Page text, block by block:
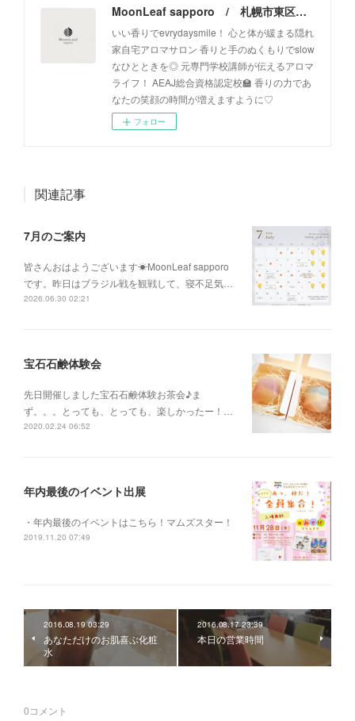
MoonLeaf sapporo / 札幌市東区の100種類以上の香りが楽しめるアロマスクール＆トリートメントサロン
いい香りでevrydaysmile！ 心と体が緩まる隠れ
家自宅アロマサロン 香りと手のぬくもりでslow
なひとときを◎ 元専門学校講師が伝えるアロマ
ライフ！ AEAJ総合資格認定校🏫 香りの力であ
なたの笑顔の時間が増えますように♡
フォロー
関連記事
7月のご案内
皆さんおはようございます☀MoonLeaf sapporo
です。昨日はブラジル戦を観戦して、寝不足気…
2026.06.30 02:21
宝石石鹸体験会
先日開催しました宝石石鹸体験お茶会♪ま
ず。。。とっても、とっても、楽しかったー！…
2020.02.24 06:52
年内最後のイベント出展
・年内最後のイベントはこちら！マムズスター！
2019.11.20 07:49
2016.08.19 03:29
あなただけのお肌喜ぶ化粧
水
2016.08.17 23:39
本日の営業時間
0コメント